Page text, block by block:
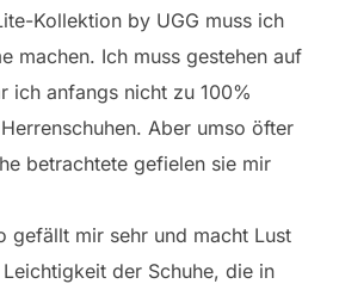
Kollektion by UGG muss ich
machen. Ich muss gestehen auf
ich anfangs nicht zu 100%
Aber umso öfter
betrachtete gefielen sie mir
gefällt mir sehr und macht Lust
der Schuhe, die in